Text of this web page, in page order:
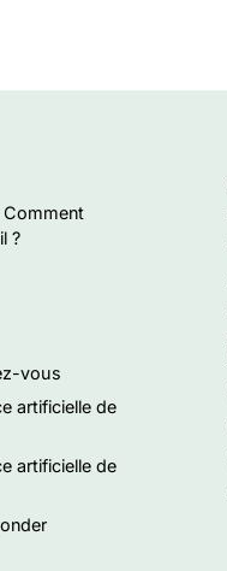
?
vous
artificielle de
artificielle de